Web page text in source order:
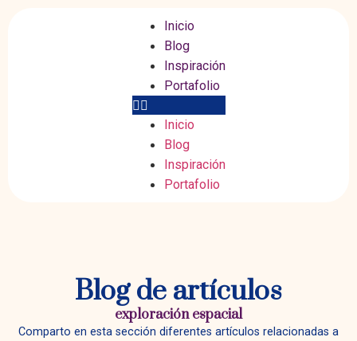
Inicio
Blog
Inspiración
Portafolio
Inicio
Blog
Inspiración
Portafolio
Blog de artículos
exploración espacial
Comparto en esta sección diferentes artículos relacionadas a